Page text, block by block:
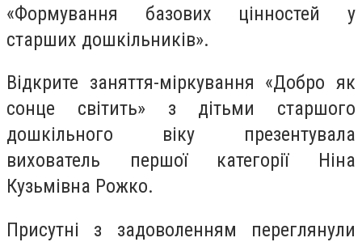
«Формування базових цінностей у
старших дошкільників».
Відкрите заняття-міркування «Добро як
сонце світить» з дітьми старшого
дошкільного віку презентувала
вихователь першої категорії Ніна
Кузьмівна Рожко.
Присутні з задоволенням переглянули